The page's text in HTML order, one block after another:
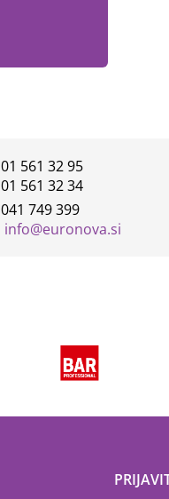
01 561 32 95
01 561 32 34
041 749 399
info@euronova.si